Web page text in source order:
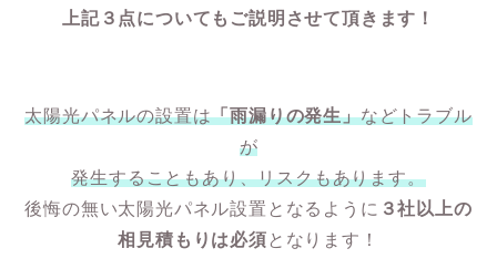
上記３点についてもご説明させて頂きます！
太陽光パネルの設置は「雨漏りの発生」などトラブル
が
発生することもあり、リスクもあります。
後悔の無い太陽光パネル設置となるように ３社以上の
相見積もりは必須 となります！